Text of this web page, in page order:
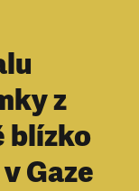
z
blízko
Gaze